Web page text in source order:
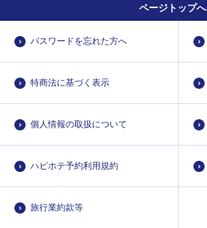
ページトップへ
パスワードを忘れた方へ
特商法に基づく表示
個人情報の取扱について
ハピホテ予約利用規約
旅行業約款等